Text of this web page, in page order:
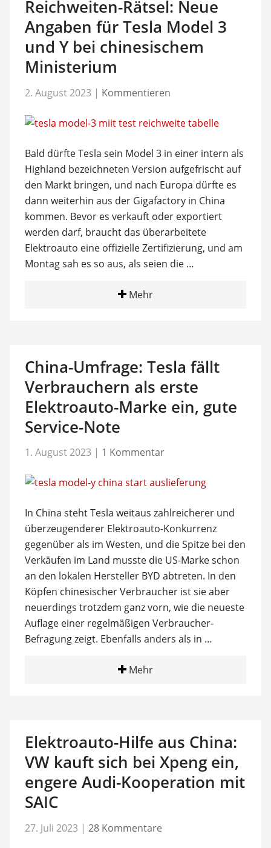
Reichweiten-Rätsel: Neue
Angaben für Tesla Model 3
und Y bei chinesischem
Ministerium
2. August 2023 | Kommentieren
Bald dürfte Tesla sein Model 3 in einer intern als
Highland bezeichneten Version aufgefrischt auf
den Markt bringen, und nach Europa dürfte es
dann weiterhin aus der Gigafactory in China
kommen. Bevor es verkauft oder exportiert
werden darf, braucht das überarbeitete
Elektroauto eine offizielle Zertifizierung, und am
Montag sah es so aus, als seien die …
Mehr
China-Umfrage: Tesla fällt
Verbrauchern als erste
Elektroauto-Marke ein, gute
Service-Note
1. August 2023 | 1 Kommentar
In China steht Tesla weitaus zahlreicherer und
überzeugenderer Elektroauto-Konkurrenz
gegenüber als im Westen, und die Spitze bei den
Verkäufen im Land musste die US-Marke schon
an den lokalen Hersteller BYD abtreten. In den
Köpfen chinesischer Verbraucher ist sie aber
neuerdings trotzdem ganz vorn, wie die neueste
Auflage einer regelmäßigen Verbraucher-
Befragung zeigt. Ebenfalls anders als in …
Mehr
Elektroauto-Hilfe aus China:
VW kauft sich bei Xpeng ein,
engere Audi-Kooperation mit
SAIC
27. Juli 2023 | 28 Kommentare